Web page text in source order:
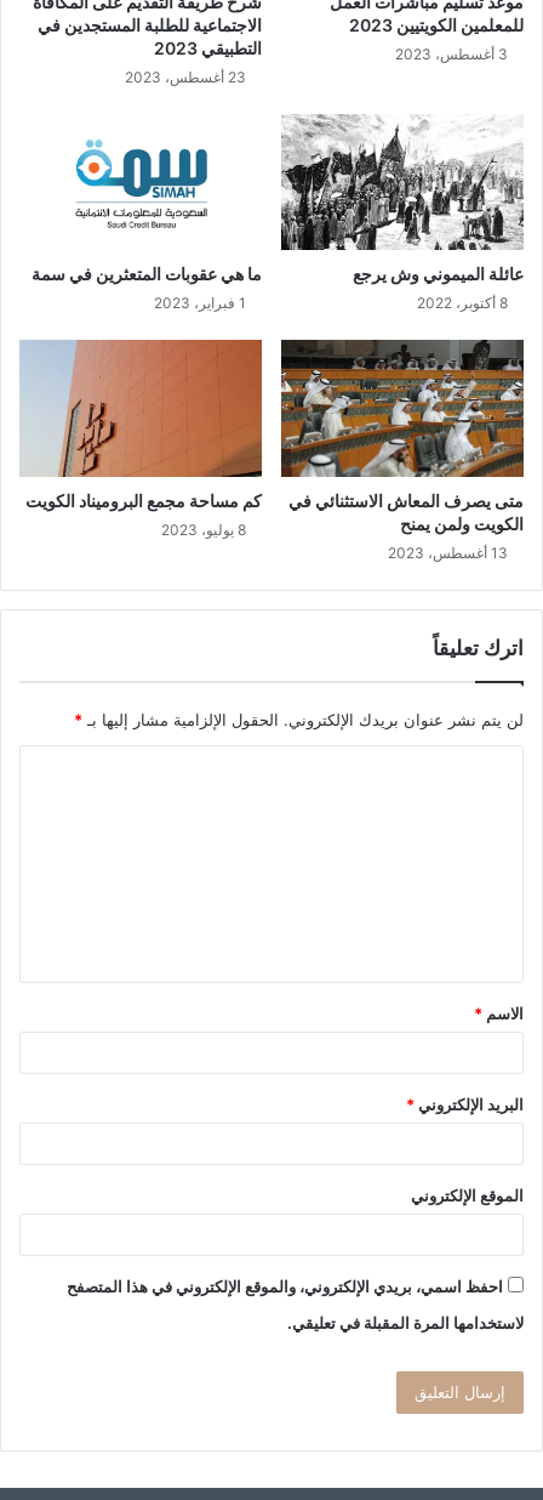
للمعلمين الكويتيين 2023
3 أغسطس، 2023
الاجتماعية للطلبة المستجدين في
التطبيقي 2023
23 أغسطس، 2023
عائلة الميموني وش يرجع
8 أكتوبر، 2022
ما هي عقوبات المتعثرين في سمة
1 فبراير، 2023
متى يصرف المعاش الاستثنائي في
الكويت ولمن يمنح
13 أغسطس، 2023
كم مساحة مجمع البروميناد الكويت
8 يوليو، 2023
اترك تعليقاً
لن يتم نشر عنوان بريدك الإلكتروني. الحقول الإلزامية مشار إليها بـ*
ق
*
الاسم *
البريد الإلكتروني*
الموقع الإلكتروني
احفظ اسمي، بريدي الإلكتروني، والموقع الإلكتروني في هذا المتصفح
لاستخدامها المرة المقبلة في تعليقي.